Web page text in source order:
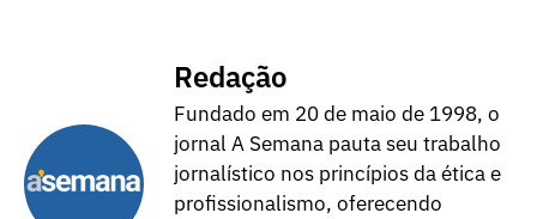
Redação
Fundado em 20 de maio de 1998, o
jornal A Semana pauta seu trabalho
jornalístico nos princípios da ética e
profissionalismo, oferecendo